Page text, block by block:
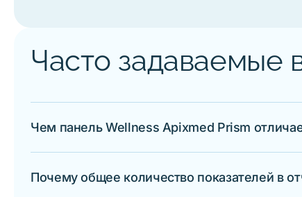
Часто задаваемые
Чем панель Wellness Apixmed Prism
Каждый тест Apixmed Prism — это
срез, который позволяет видеть генетические
Почему общее количество показателей в